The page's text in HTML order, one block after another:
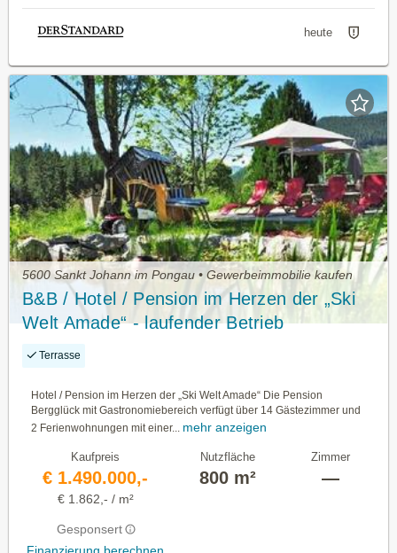
heute
5600 Sankt Johann im Pongau • Gewerbeimmobilie kaufen
B&B / Hotel / Pension im Herzen der „Ski
Welt Amade“ - laufender Betrieb
Terrasse
Hotel / Pension im Herzen der „Ski Welt Amade“ Die Pension
Bergglück mit Gastronomiebereich verfügt über 14 Gästezimmer und
2 Ferienwohnungen mit einer...
mehr anzeigen
Kaufpreis
€ 1.490.000,-
€ 1.862,- / m²
Gesponsert
Finanzierung berechnen
Nutzfläche
800 m²
Zimmer
—